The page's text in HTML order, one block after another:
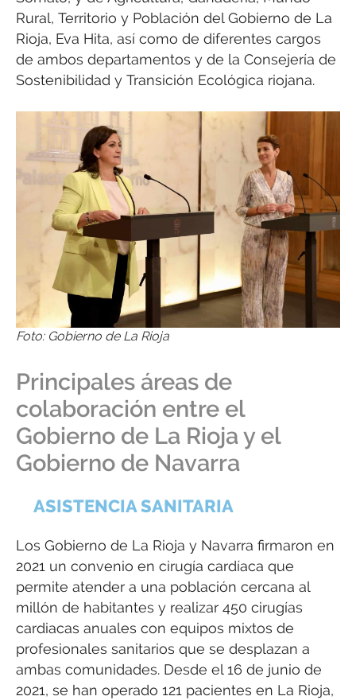
Rural, Territorio y Población del Gobierno de La
Rioja, Eva Hita, así como de diferentes cargos
de ambos departamentos y de la Consejería de
Sostenibilidad y Transición Ecológica riojana.
Foto: Gobierno de La Rioja
Principales áreas de
colaboración entre el
Gobierno de La Rioja y el
Gobierno de Navarra
ASISTENCIA SANITARIA
Los Gobierno de La Rioja y Navarra firmaron en
2021 un convenio en cirugía cardíaca que
permite atender a una población cercana al
millón de habitantes y realizar 450 cirugías
cardiacas anuales con equipos mixtos de
profesionales sanitarios que se desplazan a
ambas comunidades. Desde el 16 de junio de
2021, se han operado 121 pacientes en La Rioja,